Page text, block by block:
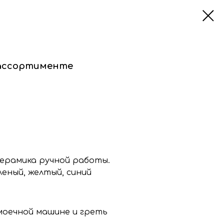
ручной работы.
желтый, синий
машине и греть